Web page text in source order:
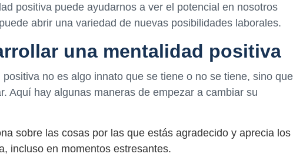
positiva puede ayudarnos a ver el potencial en nosotros
abrir una variedad de nuevas posibilidades laborales.
una mentalidad positiva
no es algo innato que se tiene o no se tiene, sino que
Aquí hay algunas maneras de empezar a cambiar su
sobre las cosas por las que estás agradecido y aprecia los
incluso en momentos estresantes.